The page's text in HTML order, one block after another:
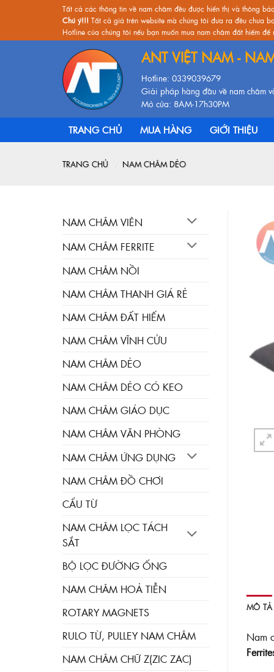
content
Tất cả các thông tin về nam châm đều được hiển thị và thông
Chú ý!!! Tất cả giá trên website mà chúng tôi đưa ra đều chưa
Hotline của chúng tôi nếu bạn muốn mua nam châm đất hiếm
ANT VIỆT NAM -
Hotline: 0339039679
Giải pháp hàng đầu về nam châm
Mở cửa: 8AM-17h30PM
TRANG CHỦ MUA HÀNG GIỚI THIỆU
TRANG CHỦ NAM CHÂM DẺO
NAM CHÂM VIÊN
NAM CHÂM FERRITE
NAM CHÂM NỒI
NAM CHÂM THANH GIÁ RẺ
NAM CHÂM ĐẤT HIẾM
NAM CHÂM VĨNH CỬU
NAM CHÂM DẺO
NAM CHÂM DẺO CÓ KEO
NAM CHÂM GIÁO DỤC
NAM CHÂM VĂN PHÒNG
NAM CHÂM ỨNG DỤNG
NAM CHÂM ĐỒ CHƠI
CẨU TỪ
NAM CHÂM LỌC TÁCH
SẮT
BỘ LỌC ĐƯỜNG ỐNG
NAM CHÂM HOẢ TIỄN
ROTARY MAGNETS
RULO TỪ, PULLEY NAM CHÂM
NAM CHÂM CHỮ Z(ZIC ZAC)
MÔ TẢ
Nam